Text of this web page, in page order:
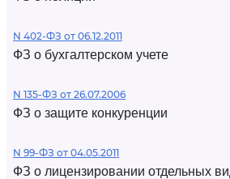
N 402-ФЗ от 06.12.2011
ФЗ о бухгалтерском учете
N 135-ФЗ от 26.07.2006
ФЗ о защите конкуренции
N 99-ФЗ от 04.05.2011
ФЗ о лицензировании отдельных